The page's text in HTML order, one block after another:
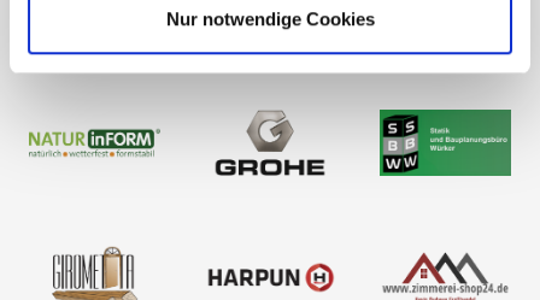
Nur notwendige Cookies